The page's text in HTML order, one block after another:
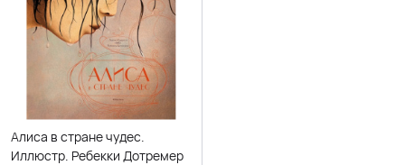
Алиса в стране чудес.
Иллюстр. Ребекки Дотремер